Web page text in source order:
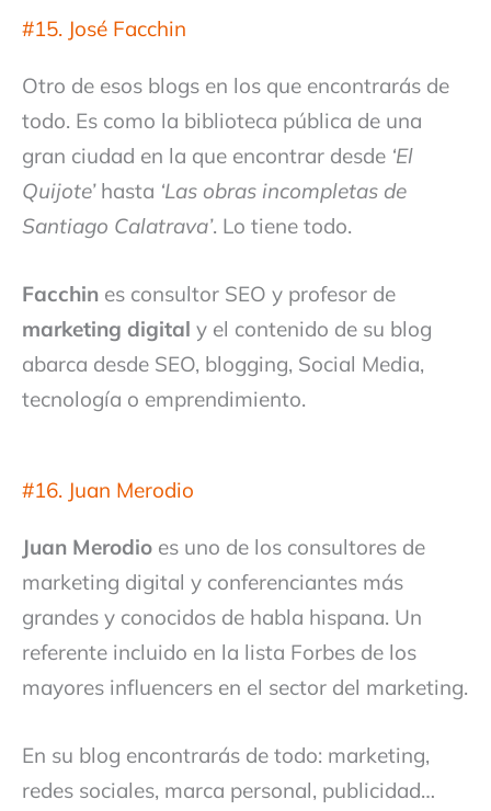
#15. José Facchin
Otro de esos blogs en los que encontrarás de
todo. Es como la biblioteca pública de una
gran ciudad en la que encontrar desde ‘El
Quijote’hasta ‘Las obras incompletas de
Santiago Calatrava’. Lo tiene todo.
Facchin es consultor SEO y profesor de
marketing digital y el contenido de su blog
abarca desde SEO, blogging, Social Media,
tecnología o emprendimiento.
#16. Juan Merodio
Juan Merodio es uno de los consultores de
marketing digital y conferenciantes más
grandes y conocidos de habla hispana. Un
referente incluido en la lista Forbes de los
mayores influencers en el sector del marketing.
En su blog encontrarás de todo: marketing,
redes sociales, marca personal, publicidad…